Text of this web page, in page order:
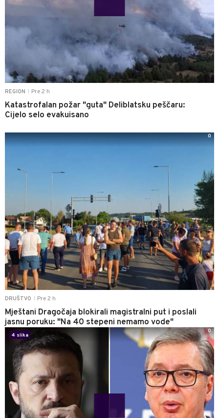
REGION Pre 2 h
Katastrofalan požar "guta" Deliblatsku peščaru:
Cijelo selo evakuisano
DRUŠTVO Pre 2 h
Mještani Dragočaja blokirali magistralni put i poslali
jasnu poruku: "Na 40 stepeni nemamo vode"
0
4 slika
0